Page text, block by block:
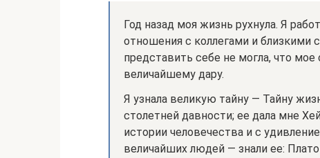
Год назад моя жизнь рухнула. Я
отношения с коллегами и близкими
представить себе не могла, что мое
величайшему дару.
Я узнала великую тайну — Тайну
столетней давности; ее дала мне
истории человечества и с
величайших людей — знали ее: